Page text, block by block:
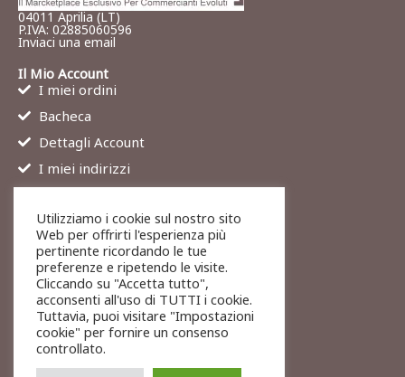
04011 Aprilia (LT)
P.IVA: 02885060596
Inviaci una email
Il Mio Account
I miei ordini
Bacheca
Dettagli Account
I miei indirizzi
Chi siamo
Services
Blog
Contatti
Legali
Termini di servizio
Resi e rimborsi
Utilizziamo i cookie sul nostro sito
Web per offrirti l'esperienza più
pertinente ricordando le tue
preferenze e ripetendo le visite.
Cliccando su "Accetta tutto",
acconsenti all'uso di TUTTI i cookie.
Tuttavia, puoi visitare "Impostazioni
cookie" per fornire un consenso
controllato.